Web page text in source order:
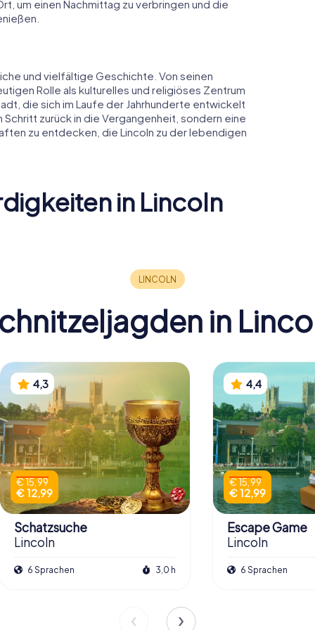
um einen Nachmittag zu verbringen und die
und vielfältige Geschichte. Von seinen
Rolle als kulturelles und religiöses Zentrum
die sich im Laufe der Jahrhunderte entwickelt
Schritt zurück in die Vergangenheit, sondern eine
zu entdecken, die Lincoln zu der lebendigen
in Lincoln
in
4,3
€ 15,99
€ 12,99
Schatzsuche
Lincoln
6 Sprachen 3,0 h
4,4
€ 15,99
€ 12,99
Escape Game
Lincoln
6 Sprachen